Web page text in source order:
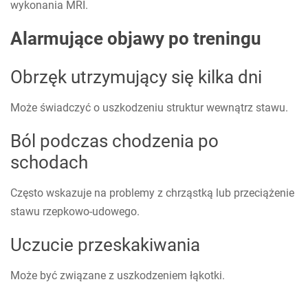
wykonania MRI.
Alarmujące objawy po treningu
Obrzęk utrzymujący się kilka dni
Może świadczyć o uszkodzeniu struktur wewnątrz stawu.
Ból podczas chodzenia po
schodach
Często wskazuje na problemy z chrząstką lub przeciążenie
stawu rzepkowo-udowego.
Uczucie przeskakiwania
Może być związane z uszkodzeniem łąkotki.